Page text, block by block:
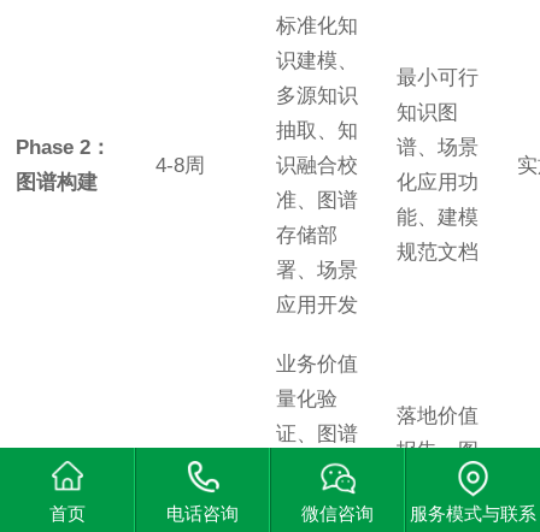
Phase 2：
图谱构建
4-8周
标准化知
识建模、
多源知识
抽取、知
识融合校
准、图谱
存储部
署、场景
应用开发
最小可行
知识图
谱、场景
化应用功
能、建模
规范文档
Phase 3：
验证扩展
持续迭代
业务价值
量化验
证、图谱
质量优
化、流程
落地价值
报告、图
谱优化方
案、全域
首页 电话咨询 微信咨询
服务模式与联系